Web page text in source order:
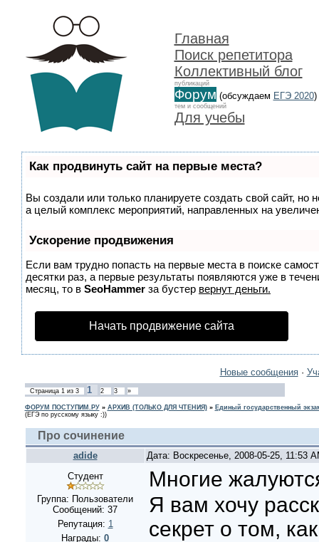
Главная
Поиск репетитора
Коллективный блог
публикаций
Форум (обсуждаем ЕГЭ 2020)
тем и сообщений
Для учебы
Как продвинуть сайт на первые места?
Вы создали или только планируете создать свой сайт, но
а целый комплекс мероприятий, направленных на
Ускорение продвижения
Если вам трудно попасть на первые места в поиске
десятки раз, а первые результаты появляются уже в
месяц, то в SeoHammer за бустер вернут деньги.
Начать продвижение сайта
Новые сообщения·
Страница 1из 3 1 2 3 »
ФОРУМ ПОСТУПИМ.РУ» АРХИВ (ТОЛЬКО ДЛЯ ЧТЕНИЯ)» Единый государственный
(ЕГЭ по русскому языку :))
Про сочинение
adide
Дата: Воскресенье, 2008-05-25, 11:53
Студент
Группа: Пользователи
Сообщений: 37
Репутация: 1
Награды: 0
Многие
Я вам хочу
секрет о том,